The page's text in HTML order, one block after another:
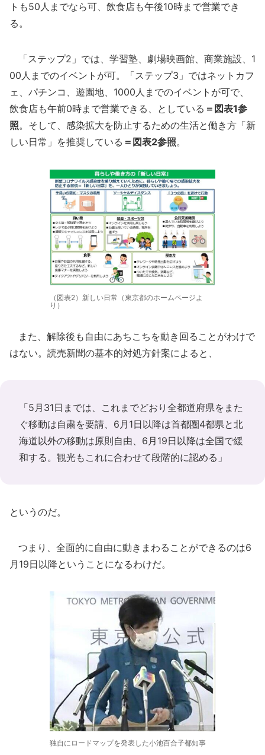
トも50人までなら可、飲食店も午後10時まで営業でき
る。
「ステップ2」では、学習塾、劇場映画館、商業施設、1
00人までのイベントが可。「ステップ3」ではネットカフ
ェ、パチンコ、遊園地、1000人までのイベントが可で、
飲食店も午前0時まで営業できる、としている ＝図表1参
照。そして、感染拡大を防止するための生活と働き方「新
しい日常」を推奨している ＝図表2参照。
（図表2）新しい日常（東京都のホームページよ
り）
また、解除後も自由にあちこちを動き回ることがわけで
はない。読売新聞の基本的対処方針案によると、
「5月31日までは、これまでどおり全都道府県をまた
ぐ移動は自粛を要請、6月1日以降は首都圏4都県と北
海道以外の移動は原則自由、6月19日以降は全国で緩
和する。観光もこれに合わせて段階的に認める」
というのだ。
つまり、全面的に自由に動きまわることができるのは6
月19日以降ということになるわけだ。
独自にロードマップを発表した小池百合子都知事